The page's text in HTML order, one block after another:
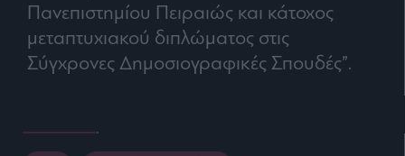
Πανεπιστημίου Πειραιώς και κάτοχος
μεταπτυχιακού διπλώματος στις
Σύγχρονες Δημοσιογραφικές Σπουδές”.